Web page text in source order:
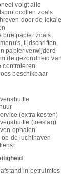
volgt alle
zoals
door de lokale
briefpapier zoals
tijdschriften,
papier verwijderd
de gezondheid van
controleren
beschikbaar
(extra kosten)
(toeslag)
ophalen
op de luchthaven
in eetruimtes